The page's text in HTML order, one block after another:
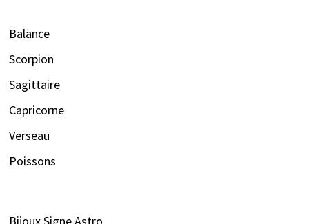
Balance
Scorpion
Sagittaire
Capricorne
Verseau
Poissons